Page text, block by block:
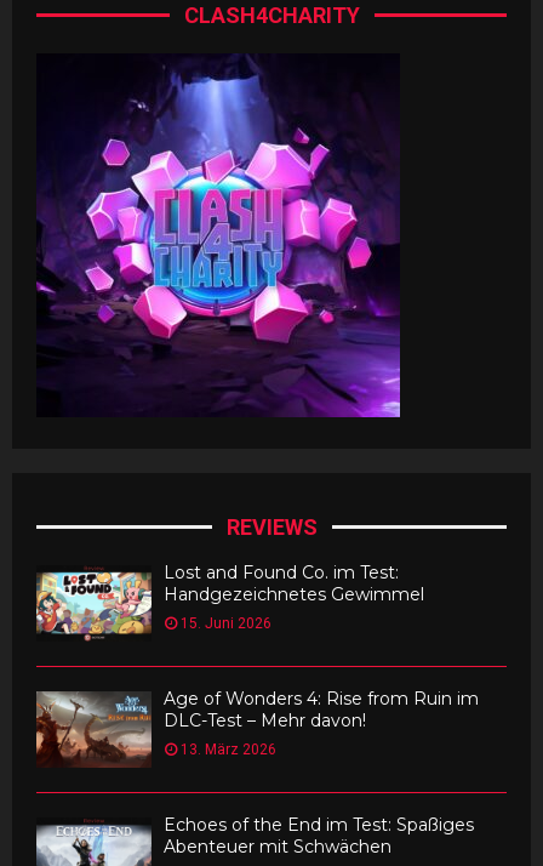
CLASH4CHARITY
REVIEWS
Lost and Found Co. im Test:
Handgezeichnetes Gewimmel
15. Juni 2026
Age of Wonders 4: Rise from Ruin im
DLC-Test – Mehr davon!
13. März 2026
Echoes of the End im Test: Spaßiges
Abenteuer mit Schwächen